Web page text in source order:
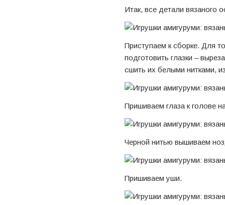
Итак, все детали вязаного
Приступаем к сборке. Для
подготовить глазки –
сшить их белыми нитками,
Пришиваем глаза к голове
Черной нитью вышиваем
Пришиваем уши.